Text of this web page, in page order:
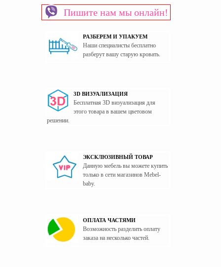
Вид кровати Двухъярусные кровати
Материал изготовления фасада ЛДСП
Основание спального места Сплошное дно
Пишите нам мы онлайн!
РАЗБЕРЕМ И УПАКУЕМ
Наши специалисты бесплатно
разберут вашу старую кровать.
3D ВИЗУАЛИЗАЦИЯ
Бесплатная 3D визуализация для
этого товара в вашем цветовом
решении.
ЭКСКЛЮЗИВНЫЙ ТОВАР
Данную мебель вы можете купить
только в сети магазинов Mebel-
baby.
ОПЛАТА ЧАСТЯМИ
Возможность разделить оплату
заказа на несколько частей.